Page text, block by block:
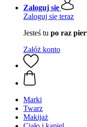
Zaloguj się
Zaloguj się teraz
Jesteś tu po raz
Załóż konto
Marki
Twarz
Makijaż